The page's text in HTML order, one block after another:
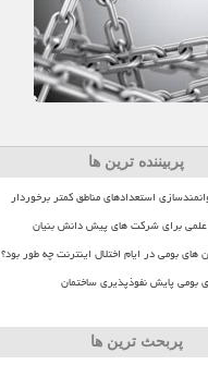
پربیننده ترین ها
استعدادهای مناطق کمتر برخوردار
برای شرکت های پیش دانش بنیان
های بومی در ایام اختلال اینترنت چه طور بود؟
بومی پایش نفوذپذیری ساختمان
پربحث ترین ها